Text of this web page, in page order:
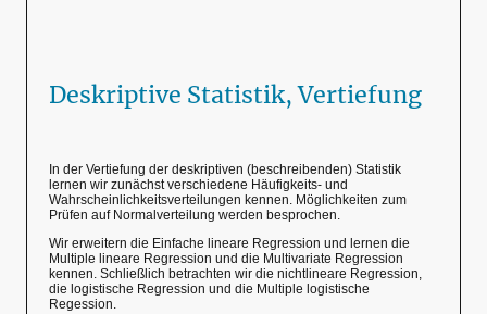
Deskriptive Statistik, Vertiefung
In der Vertiefung der deskriptiven (beschreibenden) Statistik
lernen wir zunächst verschiedene Häufigkeits- und
Wahrscheinlichkeitsverteilungen kennen. Möglichkeiten zum
Prüfen auf Normalverteilung werden besprochen.
Wir erweitern die Einfache lineare Regression und lernen die
Multiple lineare Regression und die Multivariate Regression
kennen. Schließlich betrachten wir die nichtlineare Regression,
die logistische Regression und die Multiple logistische
Regession.